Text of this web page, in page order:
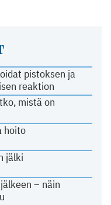
pistoksen ja
reaktion
mistä on
hoito
jälki
– näin